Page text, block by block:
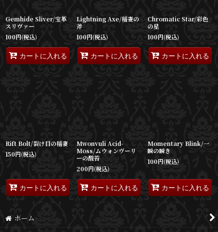
Gemhide Sliver/宝革
スリヴァー
100円(税込)
カートに入れる
Lightning Axe/稲妻の
斧
100円(税込)
カートに入れる
Chromatic Star/彩色
の星
100円(税込)
カートに入れる
Rift Bolt/裂け目の稲妻
150円(税込)
カートに入れる
Mwonvuli Acid-
Moss/ムウォンヴーリ
ーの酸苔
200円(税込)
カートに入れる
Momentary Blink/一
瞬の瞬き
100円(税込)
カートに入れる
ホーム